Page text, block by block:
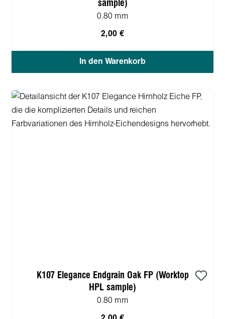
sample)
0.80 mm
2,00 €
In den Warenkorb
K107 Elegance Endgrain Oak FP (Worktop
HPL sample)
0.80 mm